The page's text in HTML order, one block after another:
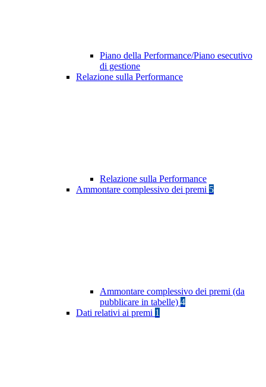
Piano della Performance/Piano esecutivo
di gestione
Relazione sulla Performance
Relazione sulla Performance
Ammontare complessivo dei premi 5
Ammontare complessivo dei premi (da
pubblicare in tabelle) 4
Dati relativi ai premi 1